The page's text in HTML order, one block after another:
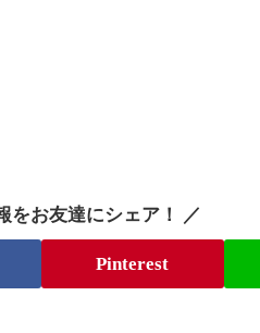
をお友達にシェア！ ／
Pinterest